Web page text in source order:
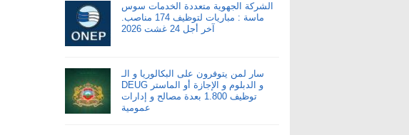
الشركة الجهوية متعددة الخدمات سوس
ماسة : مباريات لتوظيف 174 مناصب.
آخر أجل 24 غشت 2026
سار لمن يتوفرون على البكالوريا و الـ
DEUG و الدبلوم و الإجازة أو الماستر
توظيف 1.800 بعدة مصالح و إدارات
عمومية